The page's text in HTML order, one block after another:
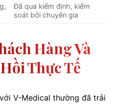
Đã qua kiểm định, kiểm
soát bởi chuyên gia
Hàng Và
Thực Tế
V-Medical thường đã trải